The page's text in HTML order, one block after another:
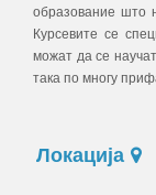
образование што
Курсевите се
можат да се
така по многу
Локација